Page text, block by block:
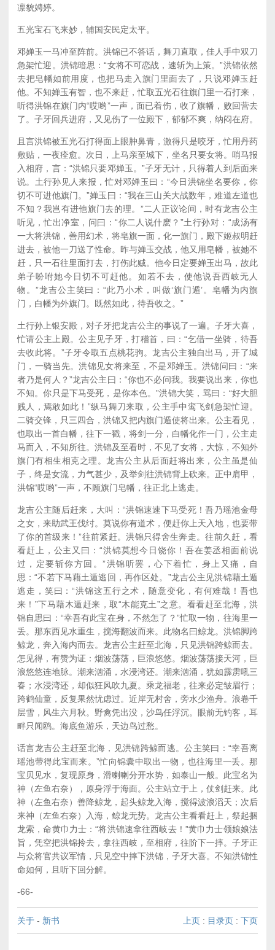
凛貌娉婷。
五光宝石飞来妙，辅国安民定太平。
邓婵玉一马冲至阵前。洪锦已不答话，舞刀直取，佳人手中双刀
急架忙迎。洪锦暗思：“女将不可恋战，速斩为上策。”洪锦依然
去把皂幡如前用度，也把马走入旗门里面去了，只说邓婵玉赶
他。不知婵玉有智，也不来赶，忙取五光石往旗门里一石打来，
听得洪锦在旗门内“哎哟”一声，面已着伤，收了旗幡，败回营去
了。子牙回兵进府，又见伤了一位殿下，郁郁不爽，纳闷在府。
且言洪锦被五光石打得面上眼肿鼻青，激得只是咬牙，忙用丹药
敷贴，一夜痊愈。次日，上马亲至城下，坐名只要女将。哨马报
入相府，言：“洪锦只要邓婵玉。”子牙无计，只得着人到后面来
说。土行孙见人来报，忙对邓婵玉曰：“今日洪锦坐名要你，你
切不可进他旗门。”婵玉曰：“我在三山关大战数年，难道左道也
不知？我岂有进他旗门去的理。”二人正议论间，时有龙吉公主
听见，忙出净室，问曰：“你二人说什麽？”土行孙对：“成汤有
一大将洪锦，善用幻术，将皂旗一面，化一旗门，殿下姬叔明赶
进去，被他一刀送了性命。昨与婵玉交战，他又用皂幡，被她不
赶，只一石往里面打去，打伤此贼。他今日定要婵玉出马，故此
弟子吩咐她今日切不可赶他。如若不去，使他说吾西岐无人
物。”龙吉公主笑曰：“此乃小术，叫做‘旗门遁’。皂幡为内旗
门，白幡为外旗门。既然如此，待吾收之。”
土行孙上银安殿，对子牙把龙吉公主的事说了一遍。子牙大喜，
忙请公主上殿。公主见子牙，打稽首，曰：“乞借一坐骑，待吾
去收此将。”子牙令取五点桃花驹。龙吉公主独自出马，开了城
门，一骑当先。洪锦见女将来至，不是邓婵玉。洪锦问曰：“来
者乃是何人？”龙吉公主曰：“你也不必问我。我要说出来，你也
不知。你只是下马受死，是你本色。”洪锦大笑，骂曰：“好大胆
贱人，焉敢如此！”纵马舞刀来取，公主手中鸾飞剑急架忙迎。
二骑交锋，只三四合，洪锦又把内旗门遁使将出来。公主看见，
也取出一首白幡，往下一戳，将剑一分，白幡化作一门，公主走
马而入，不知所往。洪锦及至看时，不见了女将，大惊，不知外
旗门有相生相克之理。龙吉公主从后面赶将出来，公主虽是仙
子，终是女流，力气甚少，及举剑往洪锦背上砍来。正中肩甲，
洪锦“哎哟”一声，不顾旗门皂幡，往正北上逃走。
龙吉公主随后赶来，大叫：“洪锦速速下马受死！吾乃瑶池金母
之女，来助武王伐纣。莫说你有道术，便赶你上天入地，也要带
了你的首级来！”往前紧赶。洪锦只得舍生奔走。往前久赶，看
看赶上，公主又曰：“洪锦莫想今日饶你！吾在姜丞相面前说
过，定要斩你方回。”洪锦听罢，心下着忙，身上又痛，自
思：“不若下马藉土遁逃回，再作区处。”龙吉公主见洪锦藉土遁
逃走，笑曰：“洪锦这五行之术，随意变化，有何难哉！吾也
来！”下马藉木遁赶来，取“木能克土”之意。看看赶至北海，洪
锦自思曰：“幸吾有此宝在身，不然怎了？”忙取一物，往海里一
丢。那东西见水重生，搅海翻波而来。此物名曰鲸龙。洪锦脚跨
鲸龙，奔入海内而去。龙吉公主赶至北海，只见洪锦跨鲸而去。
怎见得，有赞为证：烟波荡荡，巨浪悠悠。烟波荡荡接天河，巨
浪悠悠连地脉。潮来汹涌，水浸湾还。潮来汹涌，犹如霹雳吼三
春；水浸湾还，却似狂风吹九夏。乘龙福老，往来必定皱眉行；
跨鹤仙童，反复果然忧虑过。近岸无村舍，旁水少渔舟。浪卷千
层雪，风生六月秋。野禽凭出没，沙鸟任浮沉。眼前无钓客，耳
畔只闻鸥。海底鱼游乐，天边鸟过愁。
话言龙吉公主赶至北海，见洪锦跨鲸而逃。公主笑曰：“幸吾离
瑶池带得此宝而来。”忙向锦囊中取出一物，也往海里一丢。那
宝贝见水，复现原身，滑喇喇分开水势，如泰山一般。此宝名为
神（左鱼右奈），原身浮于海面。公主站立于上，仗剑赶来。此
神（左鱼右奈）善降鲸龙，起头鲸龙入海，搅得波浪滔天；次后
来神（左鱼右奈）入海，鲸龙无势。龙吉公主看看赶上，祭起捆
龙索，命黄巾力士：“将洪锦速拿往西岐去！”黄巾力士领娘娘法
旨，凭空把洪锦拎去，拿往西岐，至相府，往阶下一摔。子牙正
与众将官共议军情，只见空中摔下洪锦，子牙大喜。不知洪锦性
命如何，且听下回分解。
-66-
关于 - 新书 上页 : 目录页 : 下页